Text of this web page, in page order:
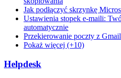
Jak podłączyć skrzynkę
Ustawienia stopek e-maili:
automatycznie
Przekierowanie poczty z
Pokaż więcej (+10)
Helpdesk